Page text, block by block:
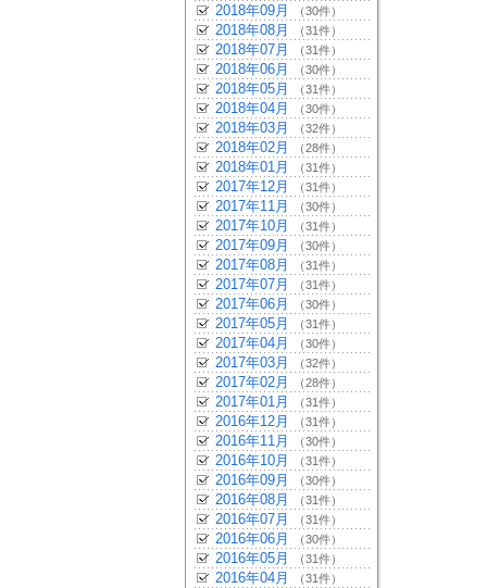
2018年09月 （30件）
2018年08月 （31件）
2018年07月 （31件）
2018年06月 （30件）
2018年05月 （31件）
2018年04月 （30件）
2018年03月 （32件）
2018年02月 （28件）
2018年01月 （31件）
2017年12月 （31件）
2017年11月 （30件）
2017年10月 （31件）
2017年09月 （30件）
2017年08月 （31件）
2017年07月 （31件）
2017年06月 （30件）
2017年05月 （31件）
2017年04月 （30件）
2017年03月 （32件）
2017年02月 （28件）
2017年01月 （31件）
2016年12月 （31件）
2016年11月 （30件）
2016年10月 （31件）
2016年09月 （30件）
2016年08月 （31件）
2016年07月 （31件）
2016年06月 （30件）
2016年05月 （31件）
2016年04月 （31件）